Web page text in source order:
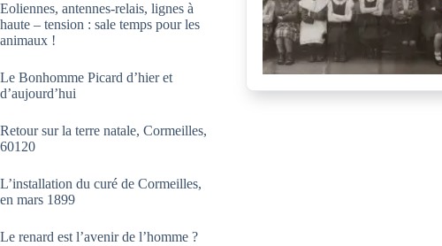
Eoliennes, antennes-relais, lignes à
haute – tension : sale temps pour les
animaux !
Le Bonhomme Picard d’hier et
d’aujourd’hui
Retour sur la terre natale, Cormeilles,
60120
L’installation du curé de Cormeilles,
en mars 1899
Le renard est l’avenir de l’homme ?